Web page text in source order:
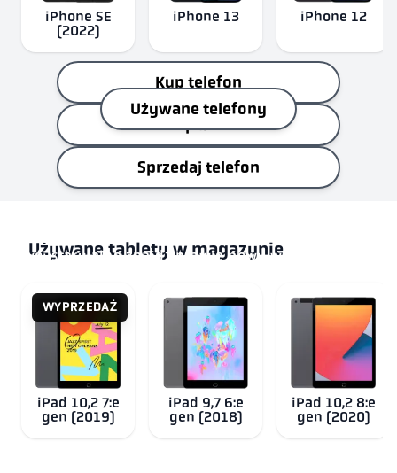
Kup telefon
Kup iPad
Sprzedaj telefon
swój stary albo znajdź prawie nowy w lepszej cenie,
miesięczną gwarancją.
iPhone SE
(2022)
iPhone 13 iPhone 12
Używane telefony
Używane tablety w magazynie
WYPRZEDAŻ
iPad 10,2 7:e
gen (2019)
iPad 9,7 6:e
gen (2018)
iPad 10,2 8:e
gen (2020)